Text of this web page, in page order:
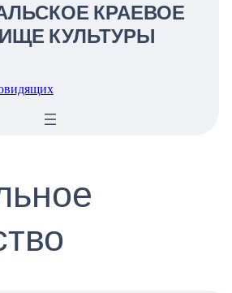
КРАЕВОЕ
КУЛЬТУРЫ